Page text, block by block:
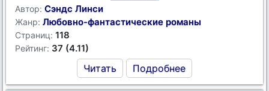
Автор: Сэндс Линси
Жанр: Любовно-фантастические романы
Страниц: 118
Рейтинг: 37 (4.11)
Читать Подробнее